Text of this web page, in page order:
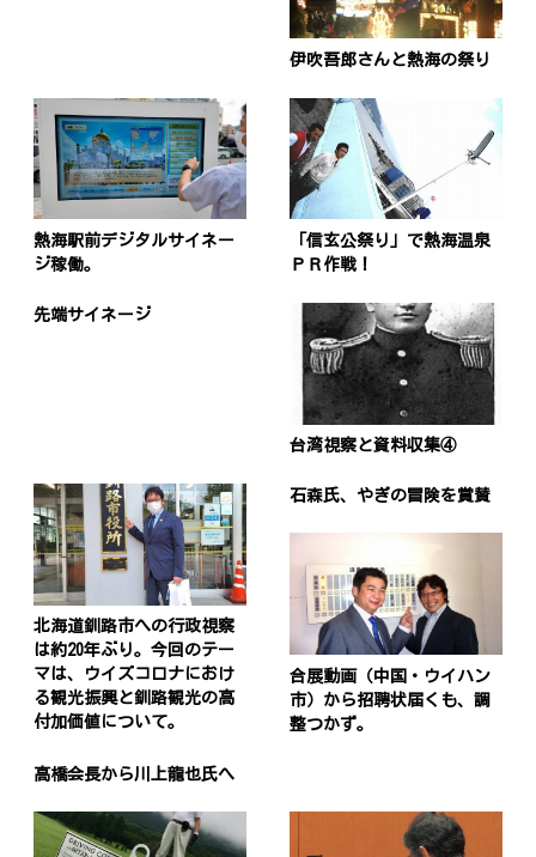
伊吹吾郎さんと熱海の祭り
熱海駅前デジタルサイネー
ジ稼働。
「信玄公祭り」で熱海温泉
ＰＲ作戦！
先端サイネージ
台湾視察と資料収集④
北海道釧路市への行政視察
は約20年ぶり。今回のテー
マは、ウイズコロナにおけ
る観光振興と釧路観光の高
付加価値について。
石森氏、やぎの冒険を賞賛
合展動画（中国・ウイハン
市）から招聘状届くも、調
整つかず。
高橋会長から川上龍也氏へ